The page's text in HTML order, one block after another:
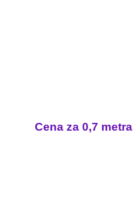
Cena za 0,7